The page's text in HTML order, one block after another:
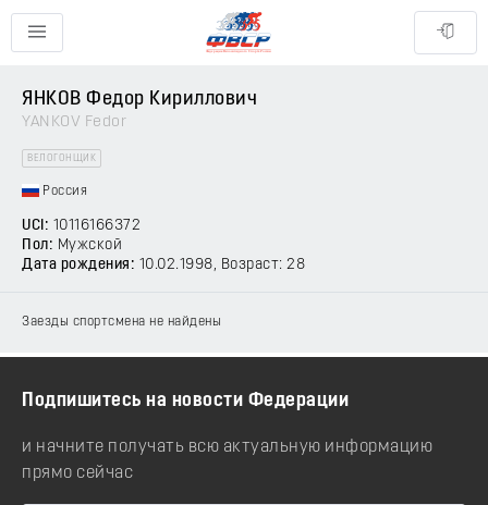
ЯНКОВ Федор Кириллович
YANKOV Fedor
ВЕЛОГОНЩИК
Россия
UCI: 10116166372
Пол: Мужской
Дата рождения: 10.02.1998, Возраст: 28
Заезды спортсмена не найдены
Подпишитесь на новости Федерации
и начните получать всю актуальную информацию
прямо сейчас